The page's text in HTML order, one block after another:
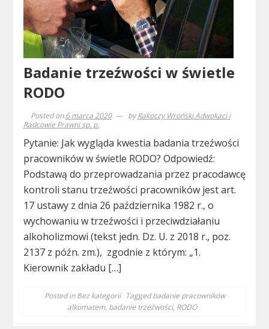
Badanie trzeźwości w świetle
RODO
Posted on6 marca 2020 byRakoczy Wroński Adwokaci i
Radcowie Prawni sp. p.
Pytanie: Jak wygląda kwestia badania trzeźwości
pracowników w świetle RODO? Odpowiedź:
Podstawą do przeprowadzania przez pracodawcę
kontroli stanu trzeźwości pracowników jest art.
17 ustawy z dnia 26 października 1982 r., o
wychowaniu w trzeźwości i przeciwdziałaniu
alkoholizmowi (tekst jedn. Dz. U. z 2018 r., poz.
2137 z późn. zm.), zgodnie z którym: „1.
Kierownik zakładu […]
Posted inBez kategorii Taggedbadanie pracowników
alkomatem, badanie trzeźwości, RODO